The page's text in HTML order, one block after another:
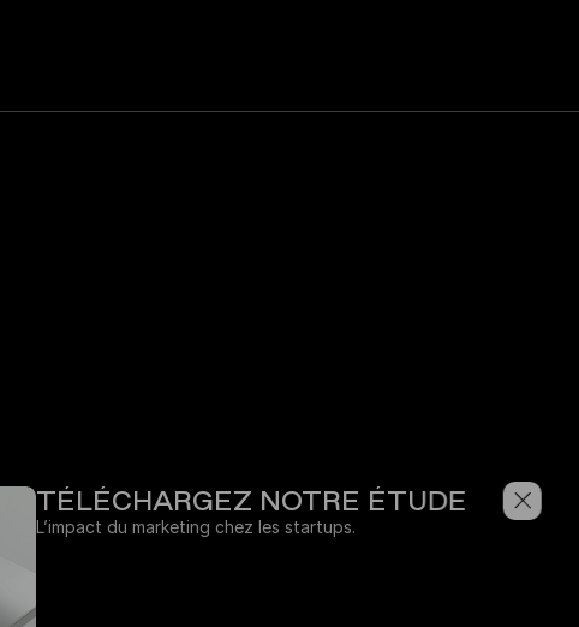
TÉLÉCHARGEZ NOTRE ÉTUDE
L’impact du marketing chez les startups.